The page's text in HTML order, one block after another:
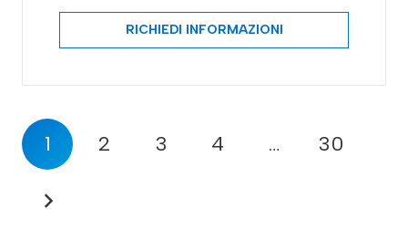
RICHIEDI INFORMAZIONI
1 2 3 4 … 30